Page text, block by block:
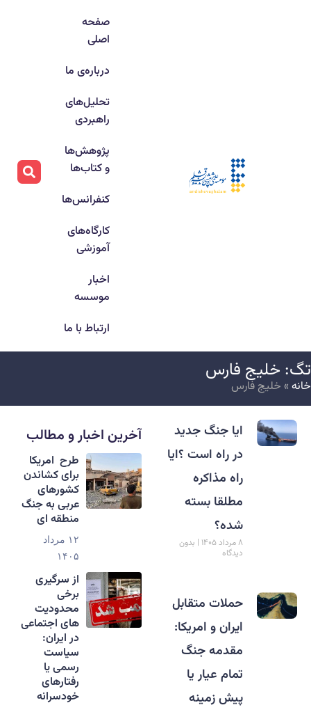
صفحه
اصلی
درباره‌ی ما
تحلیل‌های
راهبردی
پژوهش‌ها
و کتاب‌ها
کنفرانس‌ها
کارگاه‌های
آموزشی
اخبار
موسسه
ارتباط با ما
خلیج فارس
» خلیج فارس
ایا جنگ جدید
در راه است ؟ایا
راه مذاکره
مطلقا بسته
شده؟
۸ مرداد ۱۴۰۵
بدون
دیدگاه
حملات متقابل
ایران و امریکا:
مقدمه جنگ
تمام عیار یا
پیش زمینه
آخرین اخبار و مطالب
طرح امریکا
برای کشاندن
کشورهای
عربی به جنگ
منطقه ای
۱۲ مرداد
۱۴۰۵
از سرگیری
برخی
محدودیت
های اجتماعی
در ایران:
سیاست
رسمی یا
رفتارهای
خودسرانه